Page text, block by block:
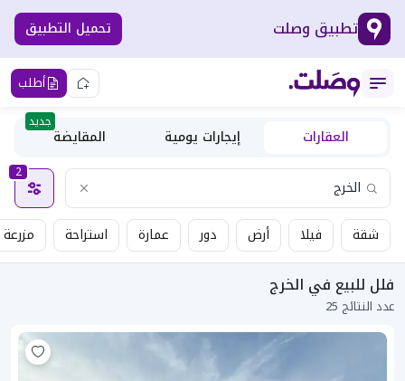
تطبيق وصلت تحميل التطبيق
أطلب
العقارات إيجارات يومية المقايضة
جديد
2
شقة فيلا أرض دور عمارة استراحة مزرعة
فلل للبيع في الخرج
عدد النتائج 25